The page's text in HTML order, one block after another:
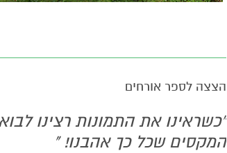
הצצה לספר אורחים
"כשראינו את התמונות רצינו
המקסים שכל כך אהבנו! "